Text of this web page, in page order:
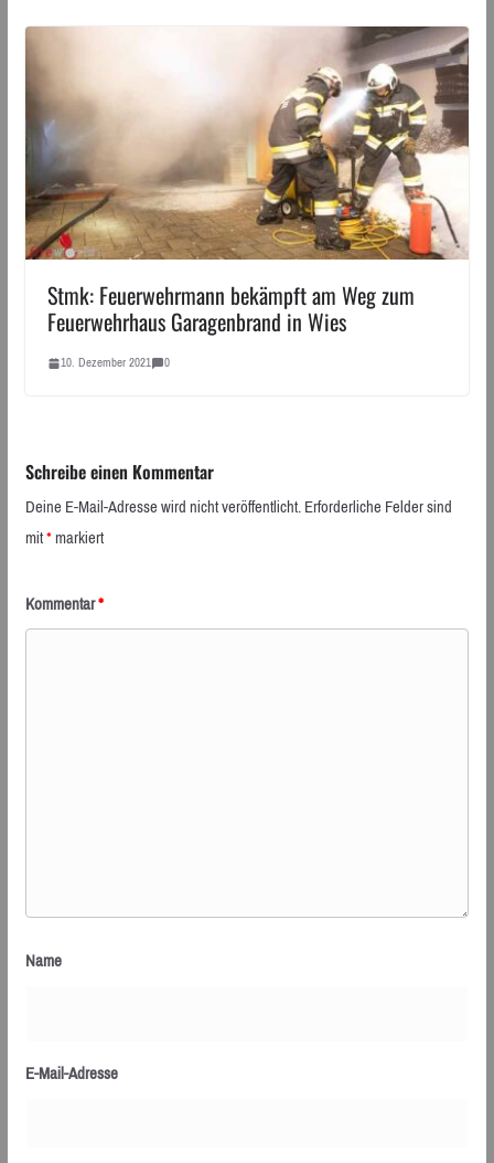
Stmk: Feuerwehrmann bekämpft am Weg zum
Feuerwehrhaus Garagenbrand in Wies
10. Dezember 2021 0
Schreibe einen Kommentar
Deine E-Mail-Adresse wird nicht veröffentlicht.Erforderliche Felder sind
mit*markiert
Kommentar*
Name
E-Mail-Adresse